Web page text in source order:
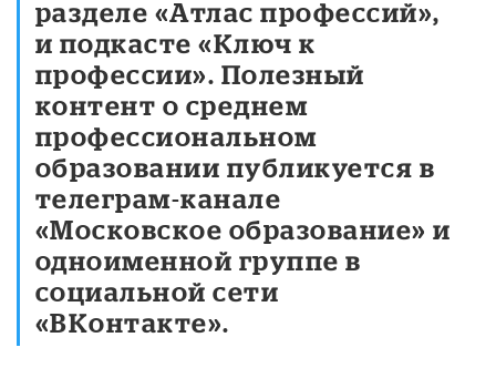
разделе «Атлас профессий»,
и подкасте «Ключ к
профессии». Полезный
контент о среднем
профессиональном
образовании публикуется в
телеграм-канале
«Московское образование» и
одноименной группе в
социальной сети
«ВКонтакте».